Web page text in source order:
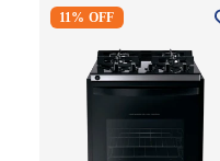
Embutir BYO4XAE
Fundido Dupla Chama
11% OFF